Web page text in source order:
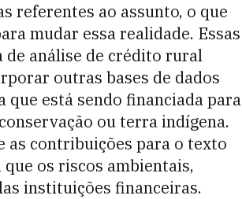
referentes ao assunto, o que
mudar essa realidade. Essas
análise de crédito rural
outras bases de dados
que está sendo financiada para
ou terra indígena.
as contribuições para o texto
os riscos ambientais,
instituições financeiras.